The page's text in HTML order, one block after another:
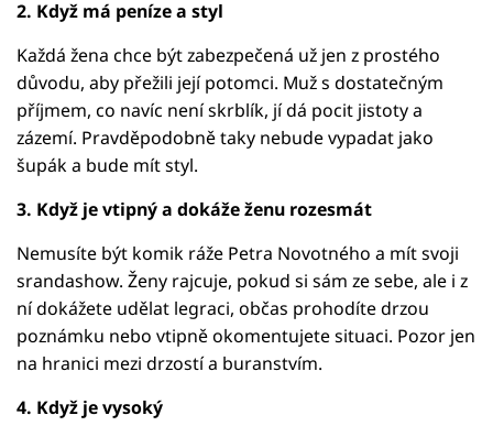
2. Když má peníze a styl
Každá žena chce být zabezpečená už jen z prostého
důvodu, aby přežili její potomci. Muž s dostatečným
příjmem, co navíc není skrblík, jí dá pocit jistoty a
zázemí. Pravděpodobně taky nebude vypadat jako
šupák a bude mít styl.
3. Když je vtipný a dokáže ženu rozesmát
Nemusíte být komik ráže Petra Novotného a mít svoji
srandashow. Ženy rajcuje, pokud si sám ze sebe, ale i z
ní dokážete udělat legraci, občas prohodíte drzou
poznámku nebo vtipně okomentujete situaci. Pozor jen
na hranici mezi drzostí a buranstvím.
4. Když je vysoký